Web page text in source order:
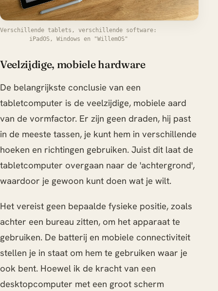
Verschillende tablets, verschillende software:
iPadOS, Windows en "WillemOS"
Veelzijdige, mobiele hardware
De belangrijkste conclusie van een
tabletcomputer is de veelzijdige, mobiele aard
van de vormfactor. Er zijn geen draden, hij past
in de meeste tassen, je kunt hem in verschillende
hoeken en richtingen gebruiken. Juist dit laat de
tabletcomputer overgaan naar de 'achtergrond',
waardoor je gewoon kunt doen wat je wilt.
Het vereist geen bepaalde fysieke positie, zoals
achter een bureau zitten, om het apparaat te
gebruiken. De batterij en mobiele connectiviteit
stellen je in staat om hem te gebruiken waar je
ook bent. Hoewel ik de kracht van een
desktopcomputer met een groot scherm